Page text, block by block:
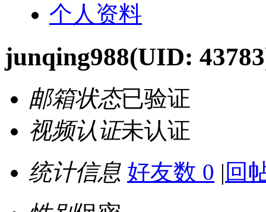
个人资料
junqing988(UID:
邮箱状态已验证
视频认证未认证
统计信息 好友数 0 | 回